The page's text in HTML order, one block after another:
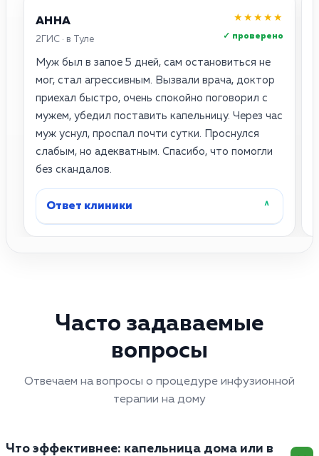
АННА
2ГИС · в Туле
★★★★★
✓ проверено
Муж был в запое 5 дней, сам остановиться не
мог, стал агрессивным. Вызвали врача, доктор
приехал быстро, очень спокойно поговорил с
мужем, убедил поставить капельницу. Через час
муж уснул, проспал почти сутки. Проснулся
слабым, но адекватным. Спасибо, что помогли
без скандалов.
Ответ клиники ˄
Часто задаваемые
вопросы
Отвечаем на вопросы о процедуре инфузионной
терапии на дому
Что эффективнее: капельница дома или в